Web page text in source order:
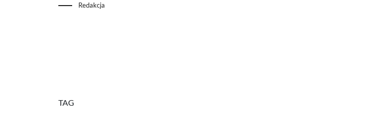
Redakcja
TAG